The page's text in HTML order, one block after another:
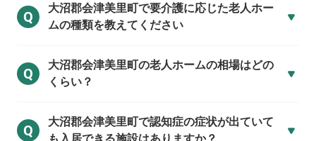
Q
大沼郡会津美里町で要介護に応じた老人ホー
ムの種類を教えてください
Q
大沼郡会津美里町の老人ホームの相場はどの
くらい？
Q
大沼郡会津美里町で認知症の症状が出ていて